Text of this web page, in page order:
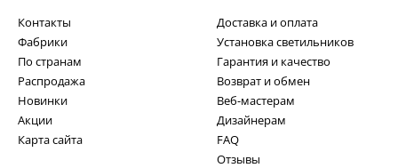
Контакты
Фабрики
По странам
Распродажа
Новинки
Акции
Карта сайта
Доставка и оплата
Установка светильников
Гарантия и качество
Возврат и обмен
Веб-мастерам
Дизайнерам
FAQ
Отзывы